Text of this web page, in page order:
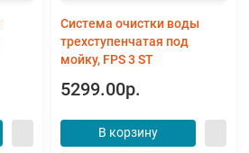
Система очистки воды
трехступенчатая под
мойку, FPS 3 ST
5299.00р.
В корзину